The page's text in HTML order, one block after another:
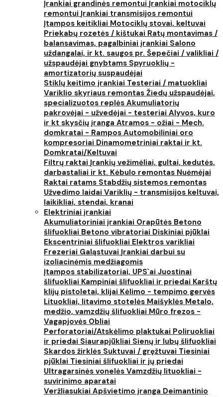
Įrankiai grandinės remontui Įrankiai motociklų
remontui Įrankiai transmisijos remontui
Įtampos keitikliai Motociklų stovai, keltuvai
Priekabų rozetės / kištukai Ratų montavimas /
balansavimas, pagalbiniai įrankiai Salono
uždangalai, ir kt. saugos pr. Šepečiai / valikliai /
užspaudėjai gnybtams Spyruoklių -
amortizatorių suspaudėjai
Stiklų keitimo įrankiai Testeriai / matuokliai
Variklio skyriaus remontas Žiedų užspaudėjai,
specializuotos replės Akumuliatorių
pakrovėjai - užvedėjai - testeriai Alyvos, kuro
ir kt skysčių įranga Atramos - ožiai - Mech.
domkratai - Rampos Automobiliniai oro
kompresoriai Dinamometriniai raktai ir kt.
Domkratai/Keltuvai
Filtrų raktai Įrankių vežimėliai, gultai, kedutės,
darbastaliai ir kt. Kėbulo remontas Nuėmėjai
Raktai ratams Stabdžių sistemos remontas
Užvedimo laidai Variklių - transmisijos keltuvai,
laikikliai, stendai, kranai
Elektriniai įrankiai
Akumuliatoriniai įrankiai Orapūtės Betono
šlifuokliai Betono vibratoriai Diskiniai pjūklai
Ekscentriniai šlifuokliai Elektros varikliai
Frezeriai Galąstuvai Įrankiai darbui su
izoliacinėmis medžiagomis
Įtampos stabilizatoriai, UPS`ai Juostinai
šlifuokliai Kampiniai šlifuokliai ir priedai Karštų
klijų pistoletai, klijai Kėlimo - tempimo gervės
Lituokliai, litavimo stotelės Maišyklės Metalo,
medžio, vamzdžių šlifuokliai Mūro frezos -
Vagapjovės Obliai
Perforatoriai/Atskėlimo plaktukai Poliruokliai
ir priedai Siaurapjūkliai Sienų ir lubų šlifuokliai
Skardos žirklės Suktuvai / gręžtuvai Tiesiniai
pjūklai Tiesiniai šlifuokliai ir jų priedai
Ultragarsinės vonelės Vamzdžių lituokliai -
suvirinimo aparatai
Veržliasukiai Apšvietimo įranga Deimantinio